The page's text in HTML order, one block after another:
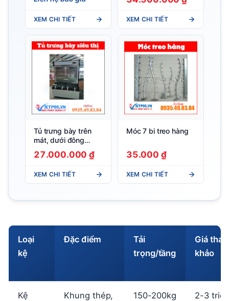
XEM CHI TIẾT XEM CHI TIẾT
Tủ trưng bày trên
mát, dưới đông
LCD- 1198
27.000.000 ₫
XEM CHI TIẾT
Móc 7 bi treo hàng
35.000 ₫
XEM CHI TIẾT
Loại
kệ
Đặc điểm
Tải
trọng/tầng
Giá
khảo
Kệ
Khung thép,
150-200kg 2-3